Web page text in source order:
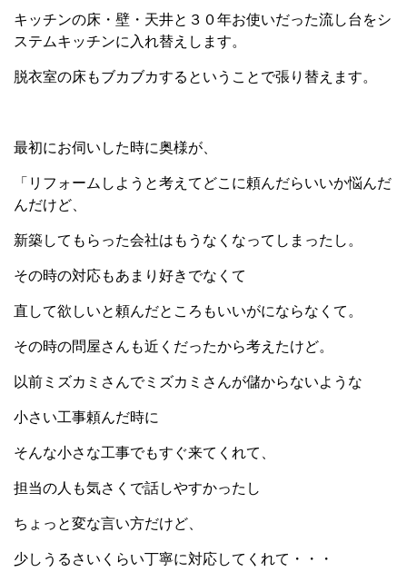
キッチンの床・壁・天井と３０年お使いだった流し台をシ
ステムキッチンに入れ替えします。
脱衣室の床もブカブカするということで張り替えます。
最初にお伺いした時に奥様が、
「リフォームしようと考えてどこに頼んだらいいか悩んだ
んだけど、
新築してもらった会社はもうなくなってしまったし。
その時の対応もあまり好きでなくて
直して欲しいと頼んだところもいいがにならなくて。
その時の問屋さんも近くだったから考えたけど。
以前ミズカミさんでミズカミさんが儲からないような
小さい工事頼んだ時に
そんな小さな工事でもすぐ来てくれて、
担当の人も気さくで話しやすかったし
ちょっと変な言い方だけど、
少しうるさいくらい丁寧に対応してくれて・・・